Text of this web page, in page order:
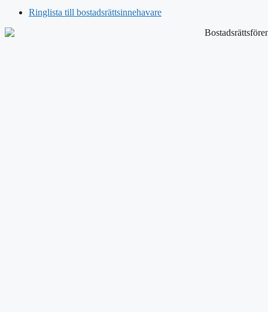
Ringlista till bostadsrättsinnehavare